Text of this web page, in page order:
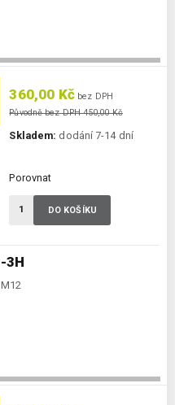
3H
360,00 Kč bez DPH
Původně bez DPH 450,00 Kč
Skladem: dodání 7-14 dní
Porovnat
DO KOŠÍKU